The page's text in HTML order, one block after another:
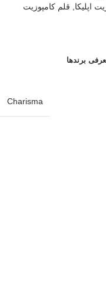
اپلیکا, قلم کامپوزیت
برند‌ها
Charisma